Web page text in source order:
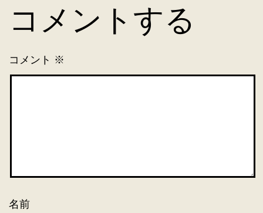
コメントする
コメント ※
名前